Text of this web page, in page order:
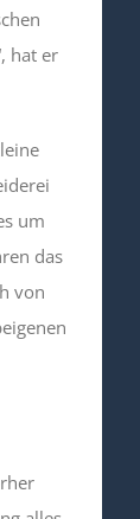
hat er
um
das
von